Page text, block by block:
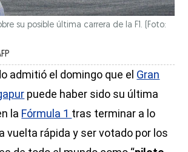
su posible última carrera de la F1. (Foto:
admitió el domingo que el Gran
puede haber sido su última
la Fórmula 1 tras terminar a lo
vuelta rápida y ser votado por los